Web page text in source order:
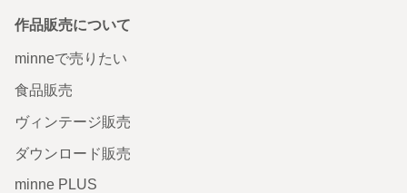
作品販売について
minneで売りたい
食品販売
ヴィンテージ販売
ダウンロード販売
minne PLUS